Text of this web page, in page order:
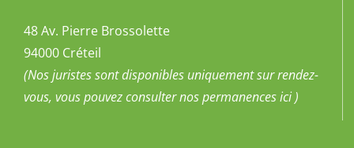
48 Av. Pierre Brossolette
94000 Créteil
(Nos juristes sont disponibles uniquement sur rendez-
vous, vous pouvezconsulter nos permanences ici )